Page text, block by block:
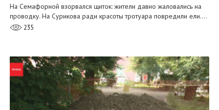
На Семафорной взорвался щиток: жители давно жаловались на
проводку. На Сурикова ради красоты тротуара повредили ели.…
235